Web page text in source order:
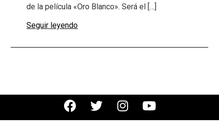
de la película «Oro Blanco». Será el […]
Seguir leyendo